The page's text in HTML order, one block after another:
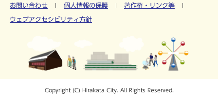
お問い合わせ 個人情報の保護 著作権・リンク等
ウェブアクセシビリティ方針
Copyright (C) Hirakata City. All Rights Reserved.